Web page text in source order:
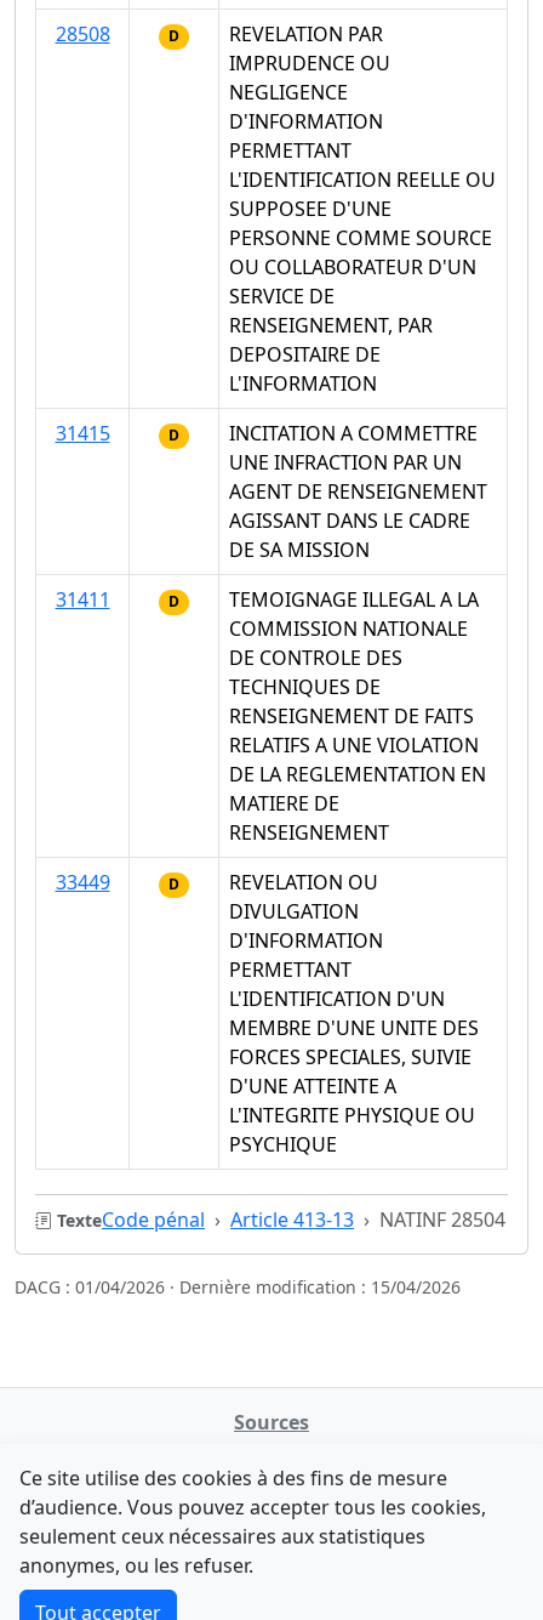
28508
D
REVELATION PAR
IMPRUDENCE OU
NEGLIGENCE
D'INFORMATION
PERMETTANT
L'IDENTIFICATION REELLE OU
SUPPOSEE D'UNE
PERSONNE COMME SOURCE
OU COLLABORATEUR D'UN
SERVICE DE
RENSEIGNEMENT, PAR
DEPOSITAIRE DE
L'INFORMATION
31415
D
INCITATION A COMMETTRE
UNE INFRACTION PAR UN
AGENT DE RENSEIGNEMENT
AGISSANT DANS LE CADRE
DE SA MISSION
31411
D
TEMOIGNAGE ILLEGAL A LA
COMMISSION NATIONALE
DE CONTROLE DES
TECHNIQUES DE
RENSEIGNEMENT DE FAITS
RELATIFS A UNE VIOLATION
DE LA REGLEMENTATION EN
MATIERE DE
RENSEIGNEMENT
33449
D
REVELATION OU
DIVULGATION
D'INFORMATION
PERMETTANT
L'IDENTIFICATION D'UN
MEMBRE D'UNE UNITE DES
FORCES SPECIALES, SUIVIE
D'UNE ATTEINTE A
L'INTEGRITE PHYSIQUE OU
PSYCHIQUE
TexteCode pénal Article 413-13 NATINF 28504
DACG : 01/04/2026 · Dernière modification : 15/04/2026
Sources
data.gouv.fr
Legifrance - API
Contact
F-Droid·App Store
Comment avez-vous découvert NATINFo ?
Une courte réponse suffit (500 caractères max).
Ce site utilise des cookies à des fins de mesure
d’audience. Vous pouvez accepter tous les cookies,
seulement ceux nécessaires aux statistiques
anonymes, ou les refuser.
Tout accepter